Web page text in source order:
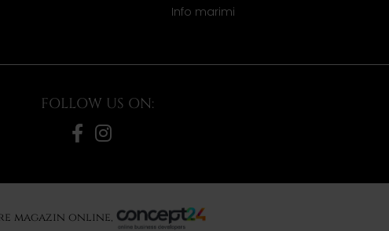
Info marimi
FOLLOW US ON:
magazin online,